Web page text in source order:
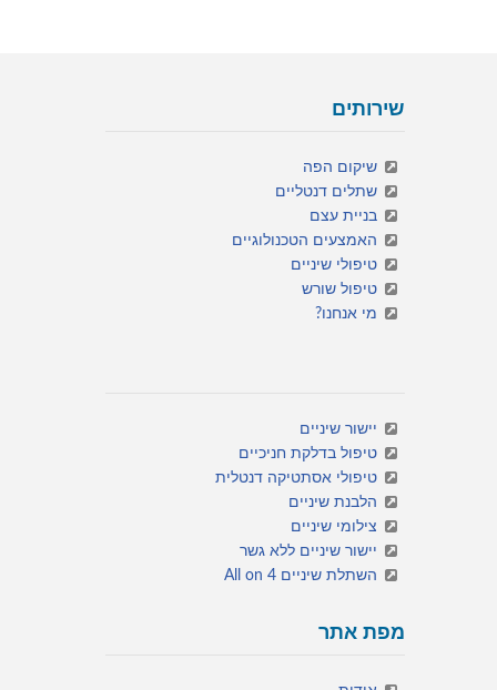
שירותים
שיקום הפה
שתלים דנטליים
בניית עצם
האמצעים הטכנולוגיים
טיפולי שיניים
טיפול שורש
מי אנחנו?
יישור שיניים
טיפול בדלקת חניכיים
טיפולי אסתטיקה דנטלית
הלבנת שיניים
צילומי שיניים
יישור שיניים ללא גשר
השתלת שיניים All on 4
מפת אתר